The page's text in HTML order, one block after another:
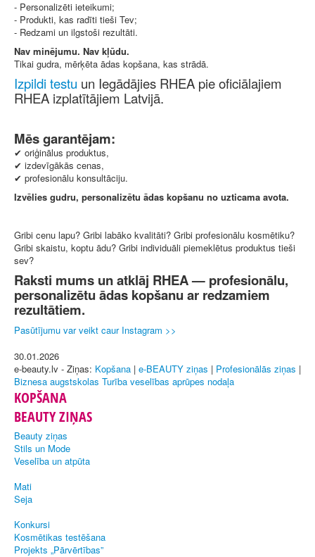
- Personalizēti ieteikumi;
- Produkti, kas radīti tieši Tev;
- Redzami un ilgstoši rezultāti.
Nav minējumu. Nav kļūdu.
Tikai gudra, mērķēta ādas kopšana, kas strādā.
Izpildi testu un Iegādājies RHEA pie oficiālajiem
RHEA izplatītājiem Latvijā.
Mēs garantējam:
✔ oriģinālus produktus,
✔ izdevīgākās cenas,
✔ profesionālu konsultāciju.
Izvēlies gudru, personalizētu ādas kopšanu no uzticama avota.
Gribi cenu lapu? Gribi labāko kvalitāti? Gribi profesionālu kosmētiku?
Gribi skaistu, koptu ādu? Gribi individuāli piemeklētus produktus tieši
sev?
Raksti mums un atklāj RHEA — profesionālu,
personalizētu ādas kopšanu ar redzamiem
rezultātiem.
Pasūtījumu var veikt caur Instagram >>
30.01.2026
e-beauty.lv - Ziņas: Kopšana | e-BEAUTY ziņas | Profesionālās ziņas |
Biznesa augstskolas Turība veselības aprūpes nodaļa
KOPŠANA
BEAUTY ZIŅAS
Beauty ziņas
Stils un Mode
Veselība un atpūta
Mati
Seja
Konkursi
Kosmētikas testēšana
Projekts „Pārvērtības”